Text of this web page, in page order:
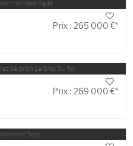
Prix : 265 000 €*
Prix : 269 000 €*